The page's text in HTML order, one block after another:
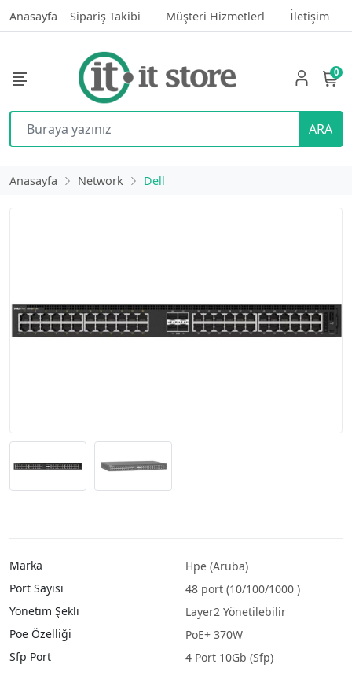
Anasayfa Sipariş Takibi Müşteri Hizmetlerl İletişim
ARA
0
Anasayfa Network Dell
Marka
Hpe (Aruba)
Port Sayısı
48 port (10/100/1000 )
Yönetim Şekli
Layer2 Yönetilebilir
Poe Özelliği
PoE+ 370W
Sfp Port
4 Port 10Gb (Sfp)